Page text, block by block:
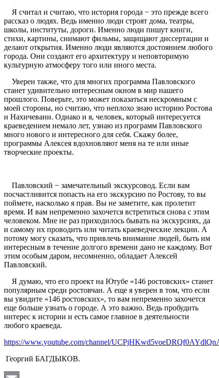
Я считал и считаю, что история города − это прежде всего
рассказ о людях. Ведь именно люди строят дома, театры,
школы, институты, дороги. Именно люди пишут книги,
стихи, картины, снимают фильмы, защищают диссертации и
делают открытия. Именно люди являются достоянием любого
города. Они создают его архитектуру и неповторимую
культурную атмосферу того или иного места.
Уверен также, что для многих программа Павловского
станет удивительно интересным окном в мир нашего
прошлого. Поверьте, это может показаться нескромным с
моей стороны, но считаю, что неплохо знаю историю Ростова
и Нахичевани. Однако и я, человек, который интересуется
краеведением немало лет, узнаю из программ Павловского
много нового и интересного для себя. Скажу более,
программы Алексея вдохновляют меня на те или иные
творческие проекты.
Павловский − замечательный экскурсовод. Если вам
посчастливится попасть на его экскурсию по Ростову, то вы
поймете, насколько я прав. Вы не заметите, как пролетит
время. И вам непременно захочется встретиться снова с этим
человеком. Мне не раз приходилось бывать на экскурсиях, да
и самому их проводить или читать краеведческие лекции. А
потому могу сказать, что привлечь внимание людей, быть им
интересным в течение долгого времени дано не каждому. Вот
этим особым даром, несомненно, обладает Алексей
Павловский.
Я думаю, что его проект на Ютубе «146 ростовских» станет
популярным среди ростовчан. А еще я уверен в том, что если
вы увидите «146 ростовских», то вам непременно захочется
еще больше узнать о городе. А это важно. Ведь пробудить
интерес к истории и есть самое главное в деятельности
любого краеведа.
https://www.youtube.com/channel/
Георгий БАГДЫКОВ.